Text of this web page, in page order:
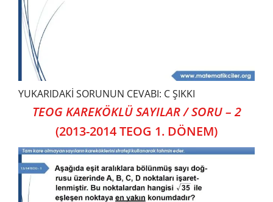
YUKARIDAKİ SORUNUN CEVABI: C ŞIKKI
TEOG KAREKÖKLÜ SAYILAR / SORU – 2
(2013-2014 TEOG 1. DÖNEM)